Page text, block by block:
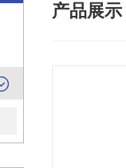
产品展示